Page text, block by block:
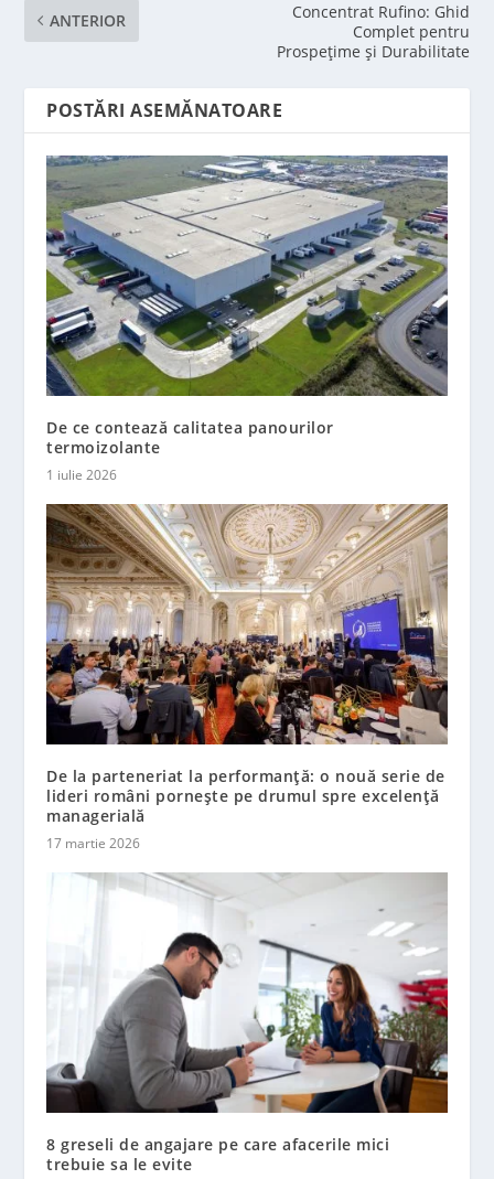
ANTERIOR
Concentrat Rufino: Ghid
Complet pentru
Prospețime și Durabilitate
POSTĂRI ASEMĂNATOARE
De ce contează calitatea panourilor
termoizolante
1 iulie 2026
De la parteneriat la performanță: o nouă serie de
lideri români pornește pe drumul spre excelență
managerială
17 martie 2026
8 greseli de angajare pe care afacerile mici
trebuie sa le evite